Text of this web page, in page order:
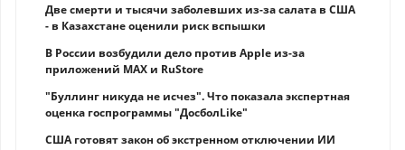
Две смерти и тысячи заболевших из-за салата в США
- в Казахстане оценили риск вспышки
В России возбудили дело против Apple из-за
приложений MAX и RuStore
"Буллинг никуда не исчез". Что показала экспертная
оценка госпрограммы "ДосболLike"
США готовят закон об экстренном отключении ИИ